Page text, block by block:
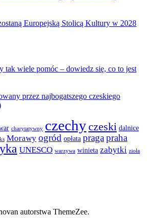
Europejską Stolicą Kultury w 2028
tak wiele pomóc – dowiedz się, co to jest
przez najbogatszego czeskiego
charytatywny czechyczeski dalnice
Morawy ogród opłata pragapraha
UNESCO warzywa winieta zabytki zioła
autorstwa ThemeZee.